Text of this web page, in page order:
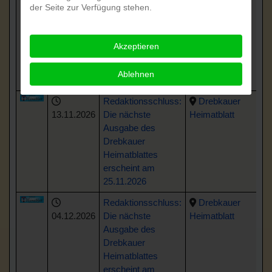
16.10.2026
Die nächste
Heimatblattes
28.10.2026
13.11.2026
Redaktionsschluss:
Die nächste
Ausgabe des
Drebkauer
Heimatblattes
erscheint am
25.11.2026
Drebkauer
Heimatblatt
04.12.2026
Redaktionsschluss:
Die nächste
Ausgabe des
Drebkauer
Heimatblattes
erscheint am
Drebkauer
Heimatblatt
der Seite zur Verfügung stehen.
Akzeptieren
Ablehnen